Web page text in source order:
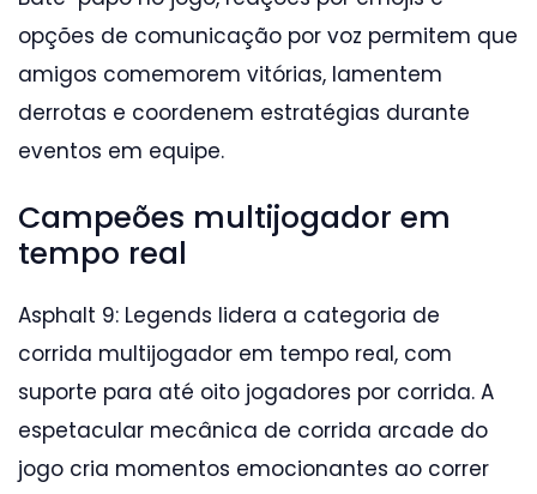
opções de comunicação por voz permitem que
amigos comemorem vitórias, lamentem
derrotas e coordenem estratégias durante
eventos em equipe.
Campeões multijogador em
tempo real
Asphalt 9: Legends lidera a categoria de
corrida multijogador em tempo real, com
suporte para até oito jogadores por corrida. A
espetacular mecânica de corrida arcade do
jogo cria momentos emocionantes ao correr